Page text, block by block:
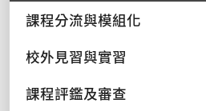
課程分流與模組化
校外見習與實習
課程評鑑及審查